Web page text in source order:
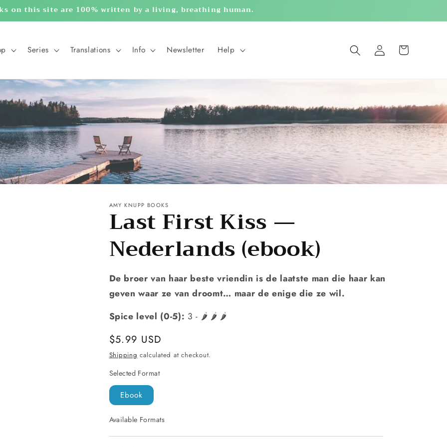
on this site are 100% written by a living, breathing human.
Series Translations Info Newsletter Help
Log
in
Cart
AMY KNUPP BOOKS
Last First Kiss —
Nederlands (ebook)
De broer van haar beste vriendin is de laatste man die haar kan
geven waar ze van droomt… maar de enige die ze wil.
Spice level (0-5): 3 - 🌶️ 🌶️ 🌶️
Regular
price
$5.99 USD
Shipping calculated at checkout.
Selected Format
Ebook
Available Formats